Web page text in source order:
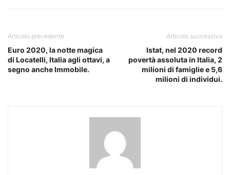
Articolo precedente
Euro 2020, la notte magica
di Locatelli, Italia agli ottavi, a
segno anche Immobile.
Articolo successivo
Istat, nel 2020 record
povertà assoluta in Italia, 2
milioni di famiglie e 5,6
milioni di individui.